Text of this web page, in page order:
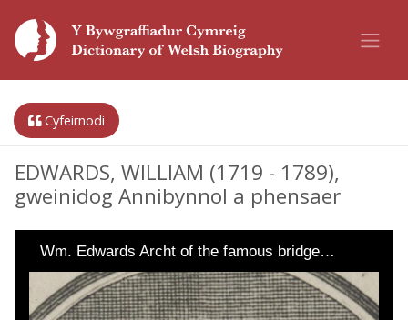
Cyfeirnodi
EDWARDS, WILLIAM (1719 - 1789),
gweinidog Annibynnol a phensaer
Wm. Edwards Archt of the famous bridge…